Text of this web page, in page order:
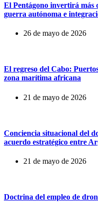
El Pentágono invertirá más
guerra autónoma e
26 de mayo de 2026
El regreso del Cabo:
zona marítima africana
21 de mayo de 2026
Conciencia situacional del
acuerdo estratégico entre
21 de mayo de 2026
Doctrina del empleo de